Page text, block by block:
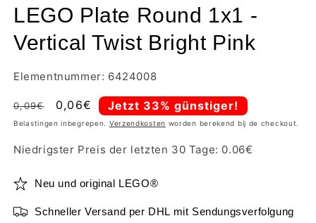
LEGO Plate Round 1x1 -
Vertical Twist Bright Pink
Elementnummer: 6424008
Normale
prijs
0,09€ Aanbiedingsprijs
0,06€ Jetzt 33% günstiger!
Belastingen inbegrepen. Verzendkosten worden berekend bij de checkout.
Niedrigster Preis der letzten 30 Tage: 0.06€
Neu und original LEGO®
Schneller Versand per DHL mit Sendungsverfolgung